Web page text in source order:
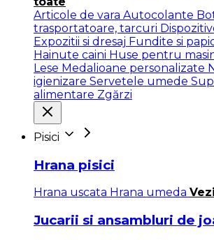
Articole de vara Autocolante
trasportatoare, tarcuri
Expozitii si dresaj Fundite si
Hainute caini Huse pentru
Lese Medalioane personalizate
igienizare Servetele umede
alimentare Zgărzi
Pisici
Hrana pisici
Hrana uscata Hrana umeda
Jucarii si ansambluri de